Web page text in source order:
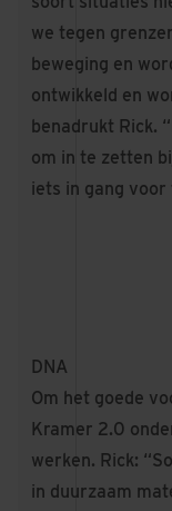
we tegen
beweging en
ontwikkeld en
benadrukt Rick.
om in te zetten
iets in gang
DNA
Om het goede
Kramer 2.0
werken. Rick:
in duurzaam